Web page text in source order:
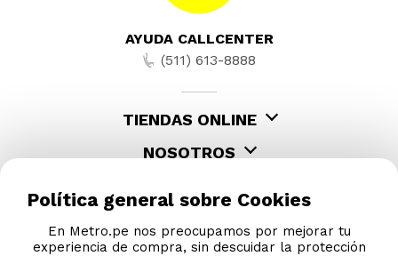
AYUDA CALLCENTER
(511) 613-8888
TIENDAS ONLINE
NOSOTROS
Política general sobre Cookies
En Metro.pe nos preocupamos por mejorar tu
experiencia de compra, sin descuidar la protección